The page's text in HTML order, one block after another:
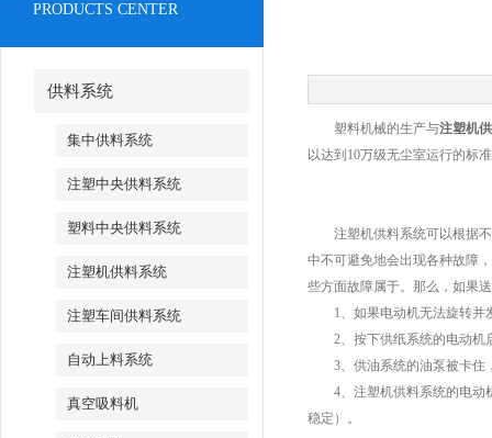
PRODUCTS CENTER
供料系统
集中供料系统
注塑中央供料系统
塑料中央供料系统
注塑机供料系统
注塑车间供料系统
自动上料系统
真空吸料机
塑料机械的生产与注塑机
以达到10万级无尘室运行的标
注塑机供料系统可以根据不
中不可避免地会出现各种故障
些方面故障属于。那么，如果
1、如果电动机无法旋转并发
2、按下供纸系统的电动机
3、供油系统的油泵被卡住
4、注塑机供料系统的电动机
稳定）。